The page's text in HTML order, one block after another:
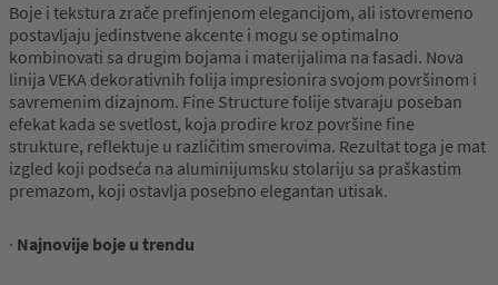
Boje i tekstura zrače prefinjenom elegancijom, ali istovremeno
postavljaju jedinstvene akcente i mogu se optimalno
kombinovati sa drugim bojama i materijalima na fasadi. Nova
linija VEKA dekorativnih folija impresionira svojom površinom i
savremenim dizajnom. Fine Structure folije stvaraju poseban
efekat kada se svetlost, koja prodire kroz površine fine
strukture, reflektuje u različitim smerovima. Rezultat toga je mat
izgled koji podseća na aluminijumsku stolariju sa praškastim
premazom, koji ostavlja posebno elegantan utisak.
· Najnovije boje u trendu